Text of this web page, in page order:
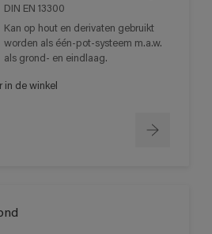
DIN EN 13300
Kan op hout en derivaten gebruikt
worden als één-pot-systeem m.a.w.
als grond- en eindlaag.
in de winkel